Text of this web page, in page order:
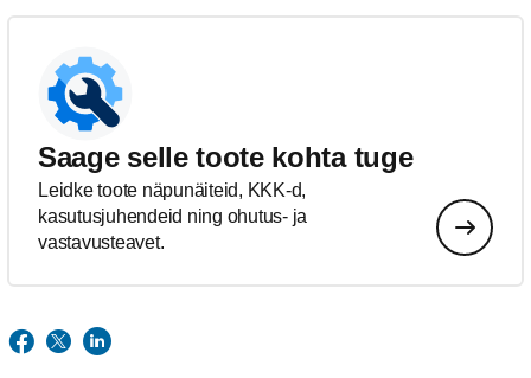
Saage selle toote kohta tuge
Leidke toote näpunäiteid, KKK-d,
kasutusjuhendeid ning ohutus- ja
vastavusteavet.